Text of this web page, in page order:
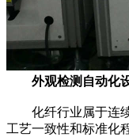
外观检测自动化
化纤行业属于连续
工艺一致性和标准化